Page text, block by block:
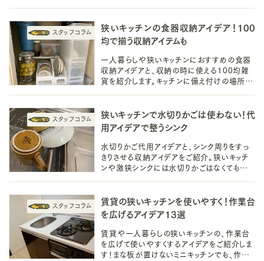
狭いキッチンの食器収納アイデア！100
均で揃う収納アイテムも
一人暮らしや狭いキッチンにおすすめの食器
収納アイデアと、収納の時に使える100均雑
貨を紹介します。キッチンに備え付けの場所を
狭いキッチンで水切りかごは使わない！代
用アイデアで整うシンク
水切りかご代用アイデアと、シンク周りをすっ
きりさせる収納アイデアをご紹介。狭いキッチ
ンや激狭シンクには水切りかごはなくても大
賃貸の狭いキッチンを使いやすく！作業台
を広げるアイデア13選
賃貸や一人暮らしの狭いキッチンの、作業台
を広げて使いやすくするアイデアをご紹介しま
す！まな板が置けないミニキッチンでも、作業